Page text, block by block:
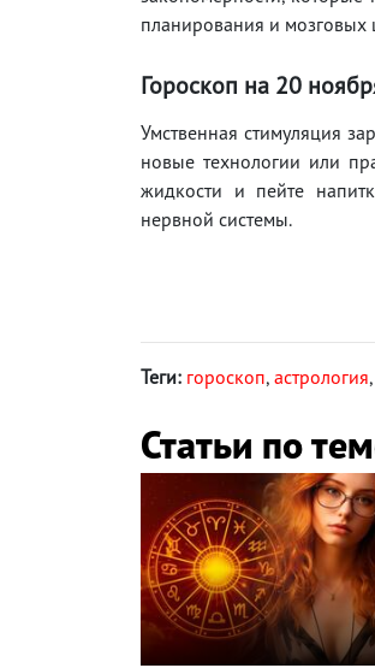
планирования и мозговых
Гороскоп на 20
Умственная стимуляция
новые технологии или
жидкости и пейте
нервной системы.
Теги: гороскоп, астрология,
Статьи по